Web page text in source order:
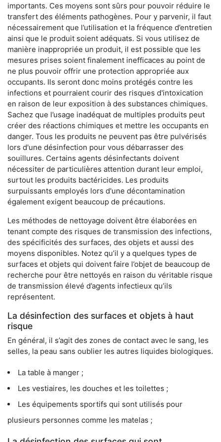
importants. Ces moyens sont sûrs pour pouvoir réduire le
transfert des éléments pathogènes. Pour y parvenir, il faut
nécessairement que l’utilisation et la fréquence d’entretien
ainsi que le produit soient adéquats. Si vous utilisez de
manière inappropriée un produit, il est possible que les
mesures prises soient finalement inefficaces au point de
ne plus pouvoir offrir une protection appropriée aux
occupants. Ils seront donc moins protégés contre les
infections et pourraient courir des risques d'intoxication
en raison de leur exposition à des substances chimiques.
Sachez que l’usage inadéquat de multiples produits peut
créer des réactions chimiques et mettre les occupants en
danger. Tous les produits ne peuvent pas être pulvérisés
lors d'une désinfection pour vous débarrasser des
souillures. Certains agents désinfectants doivent
nécessiter de particulières attention durant leur emploi,
surtout les produits bactéricides. Les produits
surpuissants employés lors d'une décontamination
également exigent beaucoup de précautions.
Les méthodes de nettoyage doivent être élaborées en
tenant compte des risques de transmission des infections,
des spécificités des surfaces, des objets et aussi des
moyens disponibles. Notez qu’il y a quelques types de
surfaces et objets qui doivent faire l’objet de beaucoup de
recherche pour être nettoyés en raison du véritable risque
de transmission élevé d’agents infectieux qu’ils
représentent.
La désinfection des surfaces et objets à haut
risque
En général, il s’agit des zones de contact avec le sang, les
selles, la peau sans oublier les autres liquides biologiques.
La table à manger ;
Les vestiaires, les douches et les toilettes ;
Les équipements sportifs qui sont utilisés pour
plusieurs personnes comme les matelas ;